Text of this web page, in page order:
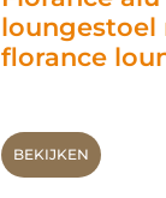
loungestoel
florance
BEKIJKEN